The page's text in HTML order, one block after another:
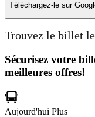
Téléchargez-le sur
Trouvez le billet
Sécurisez votre
meilleures offres!
Aujourd'hui Plus